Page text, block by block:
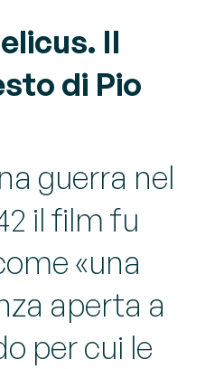
Il
di Pio
guerra nel
il film fu
«una
aperta a
per cui le